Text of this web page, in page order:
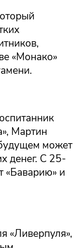
«Монако»
Мартин
может
денег. С 25-
«Баварию» и
«Ливерпуля»,